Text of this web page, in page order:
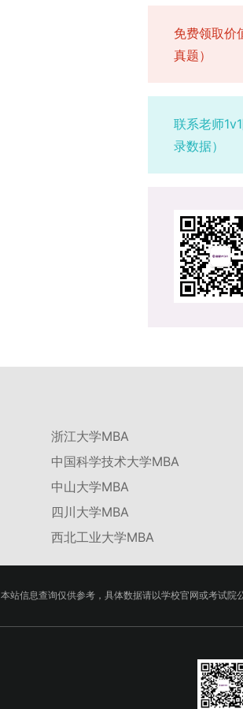
免费领取价
真题）
联系老师
录数据）
浙江大学MBA
中国科学技术大学MBA
中山大学MBA
四川大学MBA
西北工业大学MBA
本站信息查询仅供参考，具体数据请以学校官网或考试院